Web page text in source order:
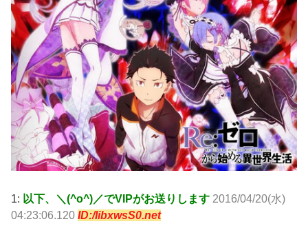
1: 以下、＼(^o^)／でVIPがお送りします 2016/04/20(水)
04:23:06.120 ID:/IibxwsS0.net